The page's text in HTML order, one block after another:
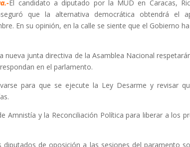
El candidato a diputado por la MUD en Caracas,
que la alternativa democrática obtendrá el
En su opinión, en la calle se siente que el Gobierno
nueva junta directiva de la Asamblea Nacional
en el parlamento.
para que se ejecute la Ley Desarme y revisar
y la Reconciliación Política para liberar a los
de oposición a las sesiones del paramento